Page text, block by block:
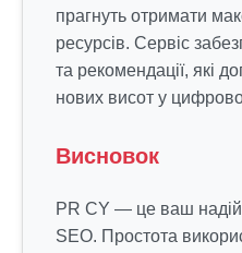
прагнуть отримати
ресурсів. Сервіс
та рекомендації, які
нових висот у
Висновок
PR CY — це ваш
SEO. Простота